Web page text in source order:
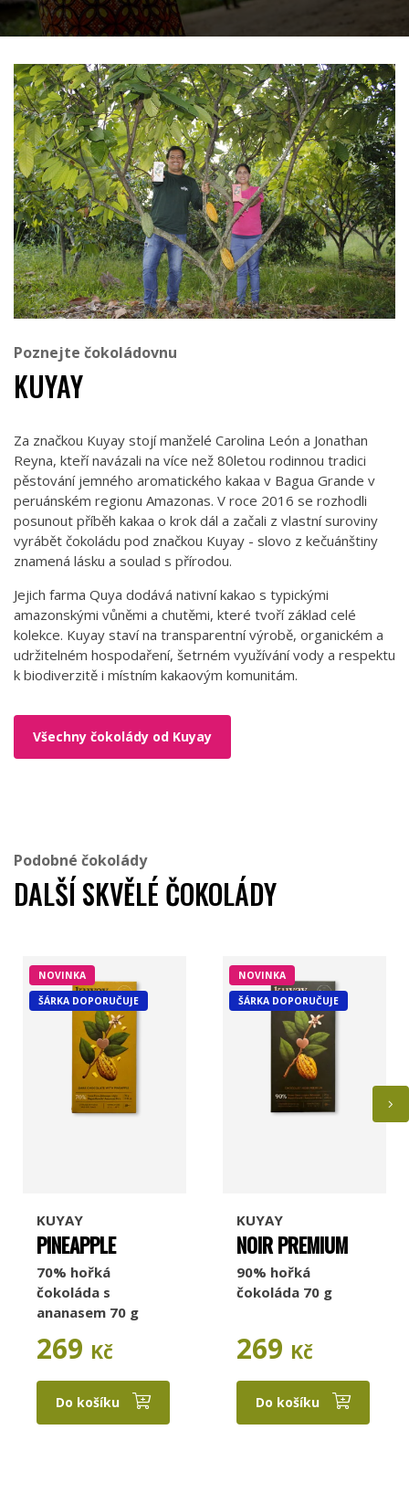
Poznejte čokoládovnu
KUYAY
Za značkou Kuyay stojí manželé Carolina León a Jonathan
Reyna, kteří navázali na více než 80letou rodinnou tradici
pěstování jemného aromatického kakaa v Bagua Grande v
peruánském regionu Amazonas. V roce 2016 se rozhodli
posunout příběh kakaa o krok dál a začali z vlastní suroviny
vyrábět čokoládu pod značkou Kuyay - slovo z kečuánštiny
znamená lásku a soulad s přírodou.
Jejich farma Quya dodává nativní kakao s typickými
amazonskými vůněmi a chutěmi, které tvoří základ celé
kolekce. Kuyay staví na transparentní výrobě, organickém a
udržitelném hospodaření, šetrném využívání vody a respektu
k biodiverzitě i místním kakaovým komunitám.
Všechny čokolády od Kuyay
Podobné čokolády
DALŠÍ SKVĚLÉ ČOKOLÁDY
NOVINKA
ŠÁRKA DOPORUČUJE
KUYAY
PINEAPPLE
70% hořká
čokoláda s
ananasem 70 g
269 Kč
Do košíku
NOVINKA
ŠÁRKA DOPORUČUJE
KUYAY
NOIR PREMIUM
90% hořká
čokoláda 70 g
269 Kč
Do košíku